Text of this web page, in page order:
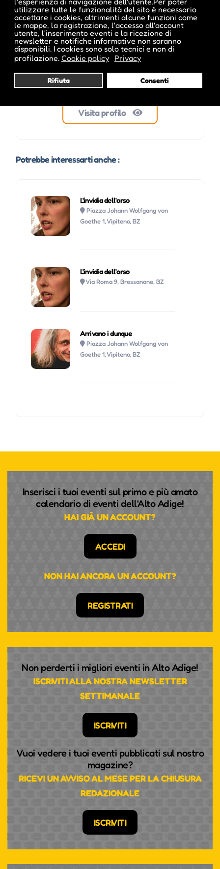
utilizzare tutte le funzionalità del sito è necessario
accettare i cookies, altrimenti alcune funzioni come
le mappe, la registrazione, l'accesso all'account
utente, l'inserimento eventi e la ricezione di
newsletter e notifiche informative non saranno
disponibili. I cookies sono solo tecnici e non di
profilazione. Cookie policy Privacy
Rifiuta Consenti
Visita profilo
Potrebbe interessarti anche :
L'invidia dell'orso
Piazza Johann Wolfgang von
Goethe 1, Vipiteno, BZ
L'invidia dell'orso
Via Roma 9, Bressanone, BZ
Arrivano i dunque
Piazza Johann Wolfgang von
Goethe 1, Vipiteno, BZ
Inserisci i tuoi eventi sul primo e più amato
calendario di eventi dell'Alto Adige!
HAI GIÀ UN ACCOUNT?
ACCEDI
NON HAI ANCORA UN ACCOUNT?
REGISTRATI
Non perderti i migliori eventi in Alto Adige!
ISCRIVITI ALLA NOSTRA NEWSLETTER
SETTIMANALE
ISCRIVITI
Vuoi vedere i tuoi eventi pubblicati sul nostro
magazine?
RICEVI UN AVVISO AL MESE PER LA CHIUSURA
REDAZIONALE
ISCRIVITI